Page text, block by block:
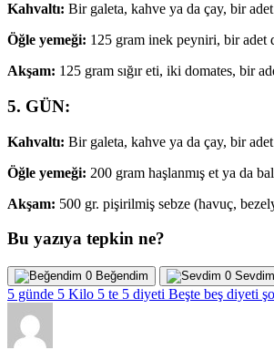
Kahvaltı: Bir galeta, kahve ya da çay, bir
Öğle yemeği: 125 gram inek peyniri, bir adet
Akşam: 125 gram sığır eti, iki domates, bir
5. GÜN:
Kahvaltı: Bir galeta, kahve ya da çay, bir
Öğle yemeği: 200 gram haşlanmış et ya da
Akşam: 500 gr. pişirilmiş sebze (havuç,
Bu yazıya tepkin ne?
0 Beğendim 0 Sevdim
5 günde 5 Kilo 5 te 5 diyeti Beşte beş diyeti